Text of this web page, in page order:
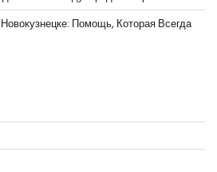
Помощь, Которая Всегда